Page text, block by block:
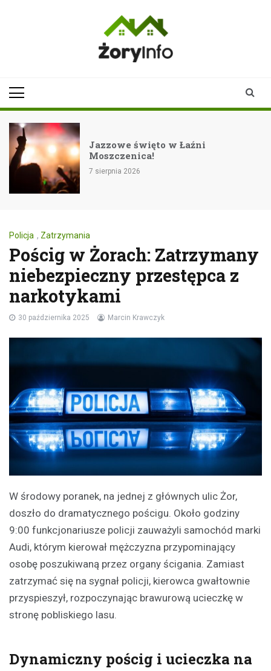
Jazzowe święto w Łaźni
Moszczenica!
7 sierpnia 2026
Policja , Zatrzymania
Pościg w Żorach: Zatrzymany
niebezpieczny przestępca z
narkotykami
30 października 2025 Marcin Krawczyk
W środowy poranek, na jednej z głównych ulic Żor,
doszło do dramatycznego pościgu. Około godziny
9:00 funkcjonariusze policji zauważyli samochód marki
Audi, którym kierował mężczyzna przypominający
osobę poszukiwaną przez organy ścigania. Zamiast
zatrzymać się na sygnał policji, kierowca gwałtownie
przyspieszył, rozpoczynając brawurową ucieczkę w
stronę pobliskiego lasu.
Dynamiczny pościg i ucieczka na